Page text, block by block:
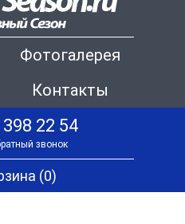
Фотогалерея
Контакты
22 54
звонок
(0)